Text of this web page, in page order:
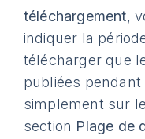
téléchargement,
indiquer la
télécharger que
publiées pendant
simplement sur
section Plage de